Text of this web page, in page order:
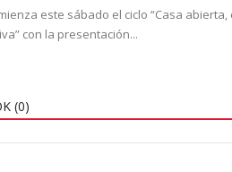
este sábado el ciclo “Casa abierta,
con la presentación...
(0)